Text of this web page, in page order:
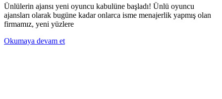
Ünlülerin ajansı yeni oyuncu kabulüne başladı! Ünlü oyuncu
ajansları olarak bugüne kadar onlarca isme menajerlik yapmış olan
firmamız, yeni yüzlere
Okumaya devam et